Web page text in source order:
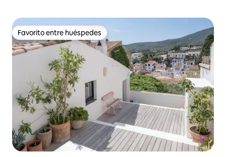
Favorito entre huéspedes
Favorito entre huéspedes